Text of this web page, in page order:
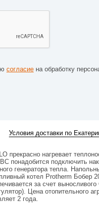
согласие на обработку
Условия доставки по
прекрасно нагревает
понадобится подключить
генератора тепла.
котел Protherm
за счет
Цена отопительного
2 года.